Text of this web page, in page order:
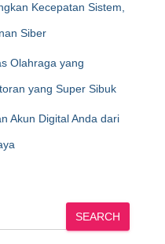
Kecepatan Sistem,
Siber
Olahraga yang
yang Super Sibuk
Akun Digital Anda dari
SEARCH